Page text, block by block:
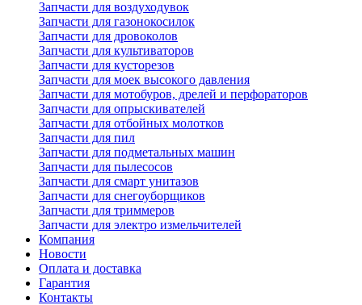
Запчасти для воздуходувок
Запчасти для газонокосилок
Запчасти для дровоколов
Запчасти для культиваторов
Запчасти для кусторезов
Запчасти для моек высокого давления
Запчасти для мотобуров, дрелей и перфораторов
Запчасти для опрыскивателей
Запчасти для отбойных молотков
Запчасти для пил
Запчасти для подметальных машин
Запчасти для пылесосов
Запчасти для смарт унитазов
Запчасти для снегоуборщиков
Запчасти для триммеров
Запчасти для электро измельчителей
Компания
Новости
Оплата и доставка
Гарантия
Контакты